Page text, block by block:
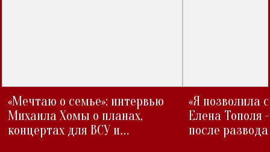
«Мечтаю о семье»: интервью
Михаила Хомы о планах,
концертах для ВСУ и
«Я позволила
Елена Тополя
после развода